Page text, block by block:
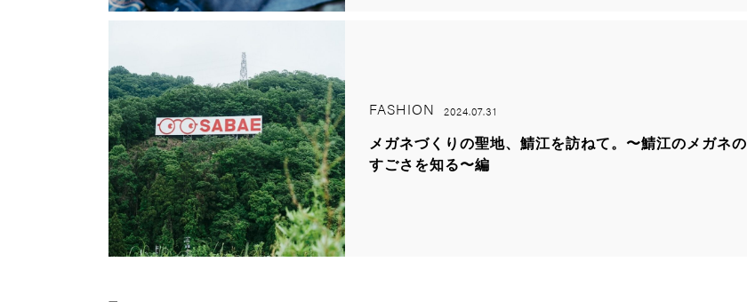
FASHION 2024.07.31
メガネづくりの聖地、鯖江を訪ねて。〜鯖江のメガネの
すごさを知る〜編